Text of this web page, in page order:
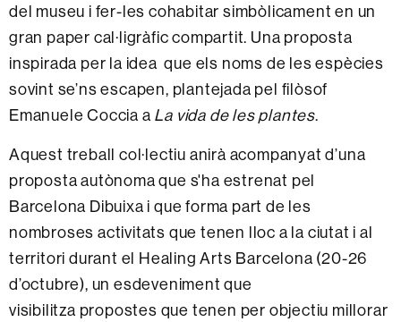
del museu i fer-les cohabitar simbòlicament en un
gran paper cal·ligràfic compartit. Una proposta
inspirada per la idea que els noms de les espècies
sovint se’ns escapen, plantejada pel filòsof
Emanuele Coccia a La vida de les plantes.
Aquest treball col·lectiu anirà acompanyat d’una
proposta autònoma que s'ha estrenat pel
Barcelona Dibuixa i que forma part de les
nombroses activitats que tenen lloc a la ciutat i al
territori durant el Healing Arts Barcelona (20-26
d’octubre), un esdeveniment que
visibilitza propostes que tenen per objectiu millorar